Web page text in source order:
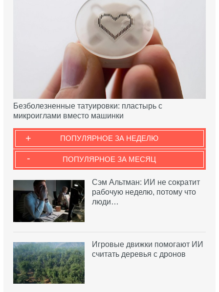
Безболезненные татуировки: пластырь с
микроиглами вместо машинки
ПОПУЛЯРНОЕ ЗА НЕДЕЛЮ
+
ПОПУЛЯРНОЕ ЗА МЕСЯЦ
-
Сэм Альтман: ИИ не сократит
рабочую неделю, потому что
люди…
Игровые движки помогают ИИ
считать деревья с дронов